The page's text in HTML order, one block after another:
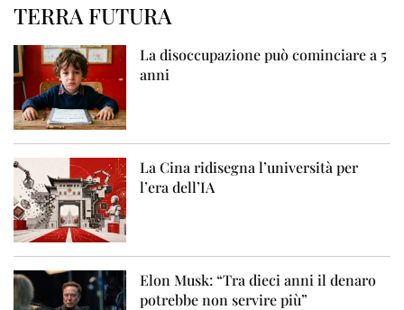
TERRA FUTURA
La disoccupazione può cominciare a 5
anni
La Cina ridisegna l’università per
l’era dell’IA
Elon Musk: “Tra dieci anni il denaro
potrebbe non servire più”